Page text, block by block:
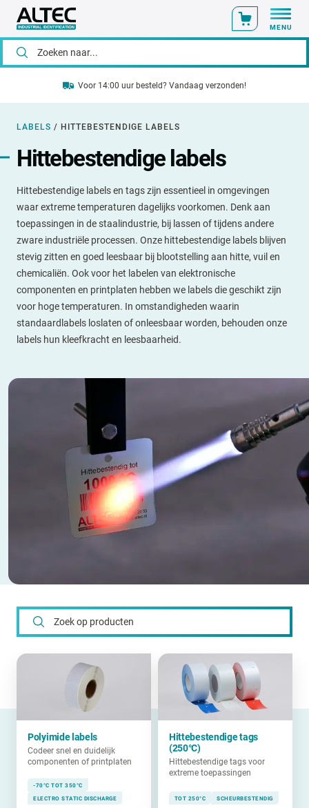
MENU
Voor 14:00 uur besteld? Vandaag verzonden!
LABELS / HITTEBESTENDIGE LABELS
Hittebestendige labels
Hittebestendige labels en tags zijn essentieel in omgevingen
waar extreme temperaturen dagelijks voorkomen. Denk aan
toepassingen in de staalindustrie, bij lassen of tijdens andere
zware industriële processen. Onze hittebestendige labels blijven
stevig zitten en goed leesbaar bij blootstelling aan hitte, vuil en
chemicaliën. Ook voor het labelen van elektronische
componenten en printplaten hebben we labels die geschikt zijn
voor hoge temperaturen. In omstandigheden waarin
standaardlabels loslaten of onleesbaar worden, behouden onze
labels hun kleefkracht en leesbaarheid.
Polyimide labels
Codeer snel en duidelijk
componenten of printplaten
-70°C TOT 350°C
ELECTRO STATIC DISCHARGE
Hittebestendige tags
(250°C)
Hittebestendige tags voor
extreme toepassingen
TOT 250°C SCHEURBESTENDIG